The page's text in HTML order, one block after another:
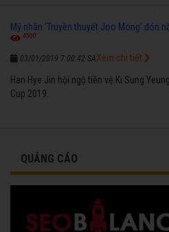
Mỹ nhân 'Truyền thuyết Joo Mong' đón
4500
03/01/2019 7:00:42 SA
Han Hye Jin hội ngộ tiền vệ Ki Sung
Cup 2019.
Xem chi tiết
QUẢNG CÁO